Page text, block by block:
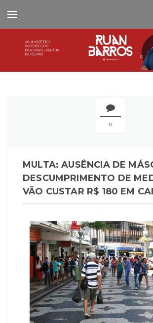
0
MULTA: AUSÊNCIA DE
DESCUMPRIMENTO DE
VÃO CUSTAR R$ 180 EM